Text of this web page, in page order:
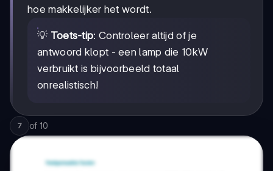
hoe makkelijker het wordt.
💡 Toets-tip: Controleer altijd of je
antwoord klopt - een lamp die 10kW
verbruikt is bijvoorbeeld totaal
onrealistisch!
7 of 10